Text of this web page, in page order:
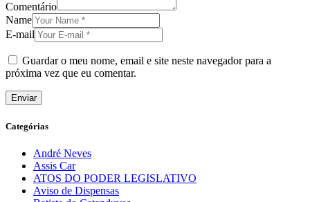
Comentário
Name
E-mail
Guardar o meu nome, email e site neste navegador para a
próxima vez que eu comentar.
Categórias
André Neves
Assis Car
ATOS DO PODER LEGISLATIVO
Aviso de Dispensas